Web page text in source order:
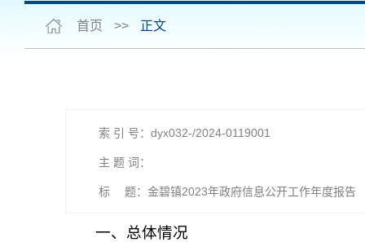
首页 >> 正文
索 引 号：dyx032-/2024-0119001
主 题 词：
标 题：金碧镇2023年政府信息公开工作年度报告
一、总体情况